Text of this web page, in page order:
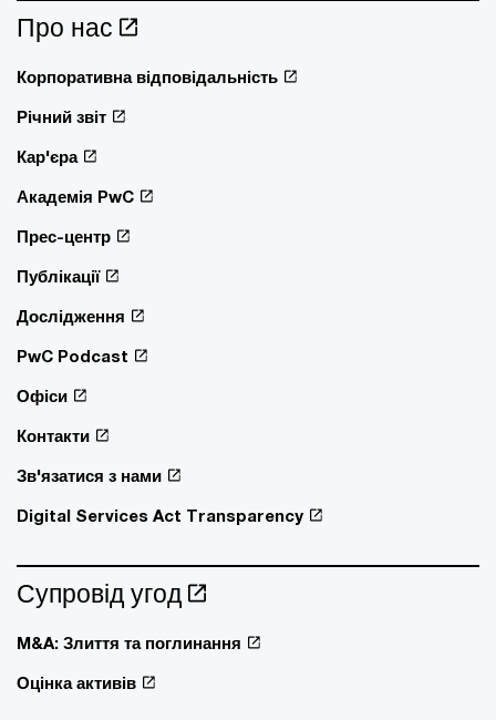
Про нас
Корпоративна відповідальність
Річний звіт
Кар'єра
Академія PwC
Прес-центр
Публікації
Дослідження
PwC Podcast
Офіси
Контакти
Зв'язатися з нами
Digital Services Act Transparency
Супровід угод
M&A: Злиття та поглинання
Оцінка активів